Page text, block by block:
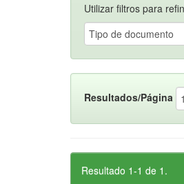
Utilizar filtros para
Resultados/Página
Resultado 1-1 de 1.